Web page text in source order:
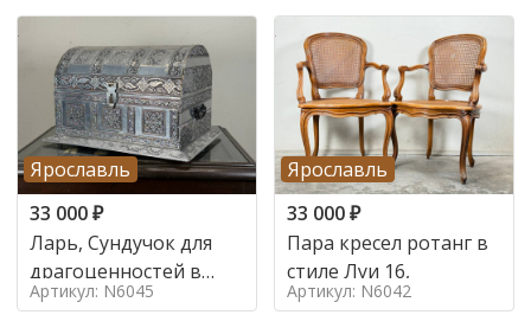
Ярославль
33 000₽
Ларь, Сундучок для
драгоценностей в
стиле
Артикул: N6045
Ярославль
33 000₽
Пара кресел ротанг в
стиле Луи 16,
Артикул: N6042